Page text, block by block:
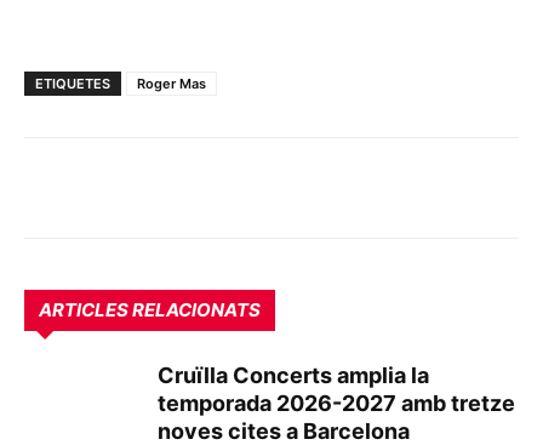
ETIQUETES Roger Mas
ARTICLES RELACIONATS
Cruïlla Concerts amplia la
temporada 2026-2027 amb tretze
noves cites a Barcelona